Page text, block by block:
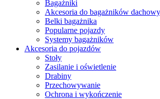
Bagażniki
Akcesoria do bagażników
Belki bagażnika
Popularne pojazdy
Systemy bagażników
Akcesoria do pojazdów
Stoły
Zasilanie i oświetlenie
Drabiny
Przechowywanie
Ochrona i wykończenie